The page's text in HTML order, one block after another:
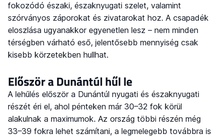
fokozódó északi, északnyugati szelet, valamint
szórványos záporokat és zivatarokat hoz. A csapadék
eloszlása ugyanakkor egyenetlen lesz – nem minden
térségben várható eső, jelentősebb mennyiség csak
kisebb körzetekben hullhat.
Először a Dunántúl hűl le
A lehűlés először a Dunántúl nyugati és északnyugati
részét éri el, ahol pénteken már 30–32 fok körül
alakulnak a maximumok. Az ország többi részén még
33–39 fokra lehet számítani, a legmelegebb továbbra is